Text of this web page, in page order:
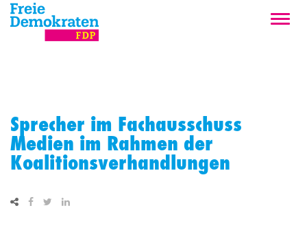
Sprecher im Fachausschuss
Medien im Rahmen der
Koalitionsverhandlungen